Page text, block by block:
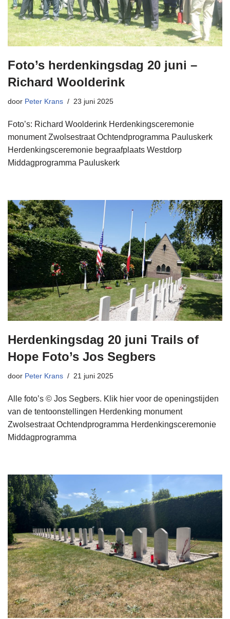
Foto’s herdenkingsdag 20 juni –
Richard Woolderink
door Peter Krans 23 juni 2025
Foto’s: Richard Woolderink Herdenkingsceremonie
monument Zwolsestraat Ochtendprogramma Pauluskerk
Herdenkingsceremonie begraafplaats Westdorp
Middagprogramma Pauluskerk
Herdenkingsdag 20 juni Trails of
Hope Foto’s Jos Segbers
door Peter Krans 21 juni 2025
Alle foto’s © Jos Segbers. Klik hier voor de openingstijden
van de tentoonstellingen Herdenking monument
Zwolsestraat Ochtendprogramma Herdenkingsceremonie
Middagprogramma